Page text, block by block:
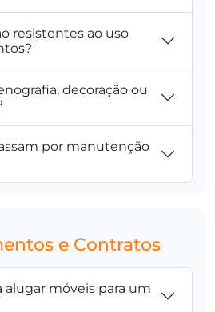
resistentes ao uso
decoração ou
por manutenção
e Contratos
alugar móveis para um